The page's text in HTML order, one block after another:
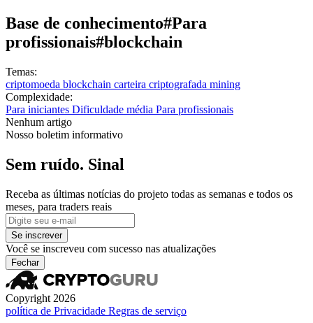
Base de conhecimento#Para
profissionais#blockchain
Temas:
criptomoeda blockchain carteira criptografada mining
Complexidade:
Para iniciantes Dificuldade média Para profissionais
Nenhum artigo
Nosso boletim informativo
Sem ruído. Sinal
Receba as últimas notícias do projeto todas as semanas e todos os
meses, para traders reais
Se inscrever
Você se inscreveu com sucesso nas atualizações
Fechar
Copyright 2026
política de Privacidade Regras de serviço